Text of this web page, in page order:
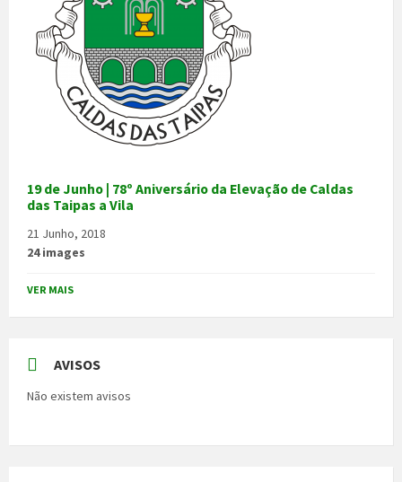
19 de Junho | 78º Aniversário da Elevação de Caldas
das Taipas a Vila
21 Junho, 2018
24 images
VER MAIS
AVISOS
Não existem avisos